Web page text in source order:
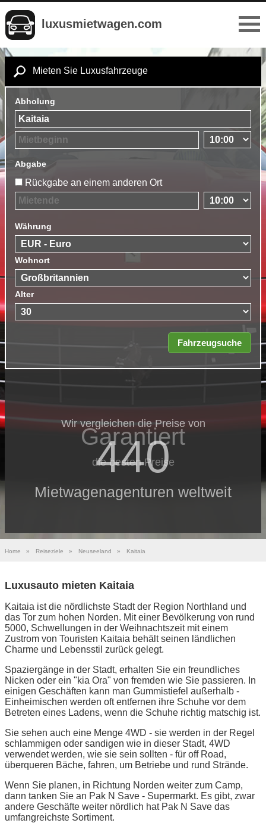
luxusmietwagen.com
Mieten Sie Luxusfahrzeuge
Abholung
Abgabe
Rückgabe an einem anderen Ort
Währung
Wohnort
Alter
Wir vergleichen die Preise von
440
Mietwagenagenturen weltweit
Garantiert
die besten Preise
Home » Reiseziele » Neuseeland » Kaitaia
Luxusauto mieten Kaitaia
Kaitaia ist die nördlichste Stadt der Region Northland und
das Tor zum hohen Norden. Mit einer Bevölkerung von rund
5000, Schwellungen in der Weihnachtszeit mit einem
Zustrom von Touristen Kaitaia behält seinen ländlichen
Charme und Lebensstil zurück gelegt.
Spaziergänge in der Stadt, erhalten Sie ein freundliches
Nicken oder ein "kia Ora" von fremden wie Sie passieren. In
einigen Geschäften kann man Gummistiefel außerhalb -
Einheimischen werden oft entfernen ihre Schuhe vor dem
Betreten eines Ladens, wenn die Schuhe richtig matschig ist.
Sie sehen auch eine Menge 4WD - sie werden in der Regel
schlammigen oder sandigen wie in dieser Stadt, 4WD
verwendet werden, wie sie sein sollten - für off Road,
überqueren Bäche, fahren, um Betriebe und rund Strände.
Wenn Sie planen, in Richtung Norden weiter zum Camp,
dann tanken Sie an Pak N Save - Supermarkt. Es gibt, zwar
andere Geschäfte weiter nördlich hat Pak N Save das
umfangreichste Sortiment.